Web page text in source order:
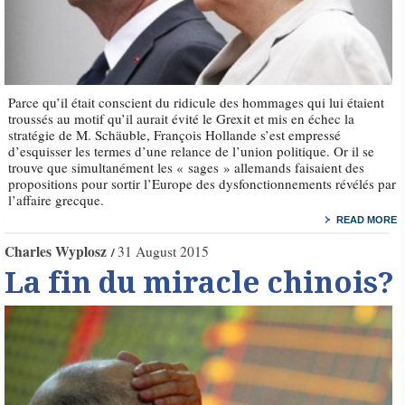
Parce qu’il était conscient du ridicule des hommages qui lui étaient
troussés au motif qu’il aurait évité le Grexit et mis en échec la
stratégie de M. Schäuble, François Hollande s’est empressé
d’esquisser les termes d’une relance de l’union politique. Or il se
trouve que simultanément les « sages » allemands faisaient des
propositions pour sortir l’Europe des dysfonctionnements révélés par
l’affaire grecque.
READ MORE
Charles Wyplosz 31 August 2015
La fin du miracle chinois?